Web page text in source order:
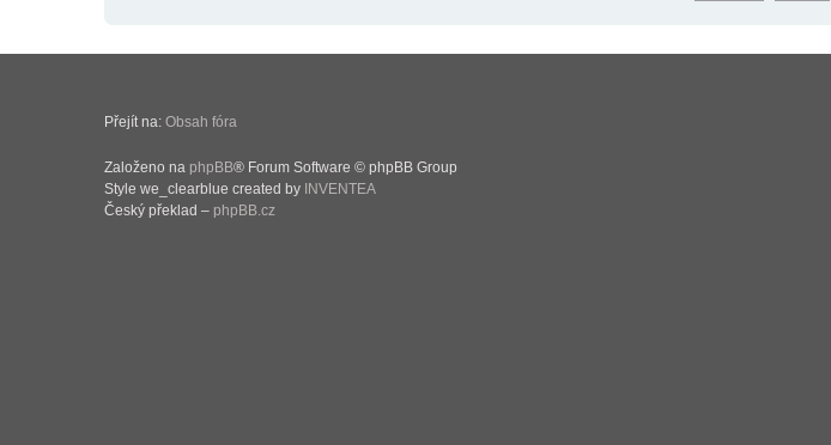
Přejít na: Obsah fóra
Založeno na phpBB® Forum Software © phpBB Group
Style we_clearblue created by INVENTEA
Český překlad – phpBB.cz